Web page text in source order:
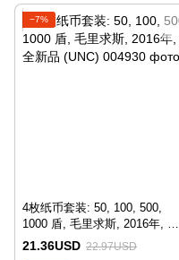
−7%
4枚纸币套装: 50, 100, 500,
1000 盾, 毛里求斯, 2016年, 全
新品 (UNC)
21.36USD 22.97USD